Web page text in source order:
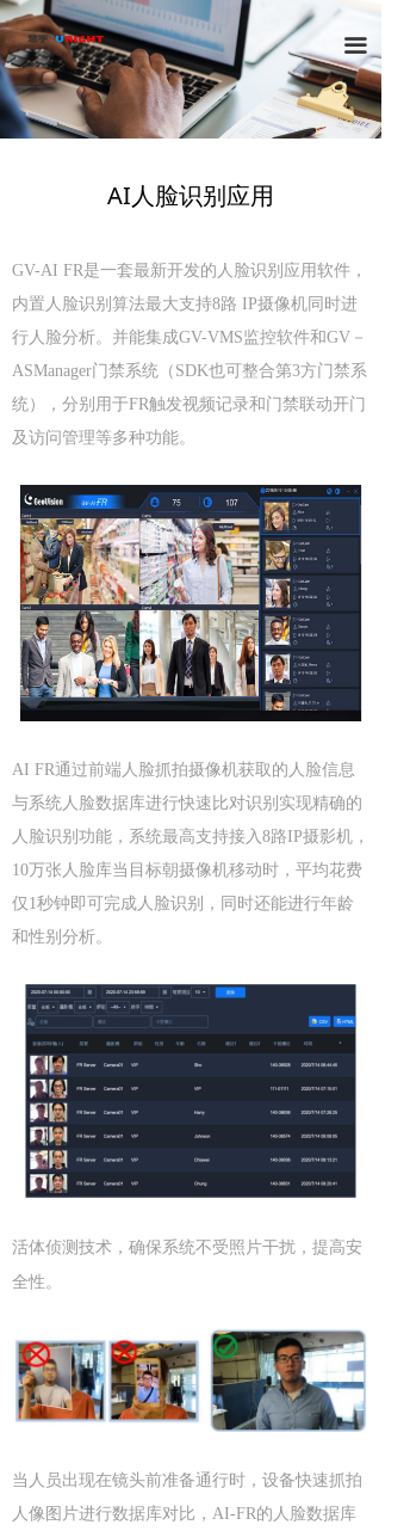
끀
首页
解决方案
产品中心
AI人脸识别应用
GV-AI FR是一套最新开发的 人脸识别 应用 软件，
内置人脸识别算法最大支持8路 IP摄像机同时进
行人脸分析。并能集成GV-VMS监控软件和GV－
ASManager门禁系统（SDK也可整合第3方门禁系
统），分别用于FR触发视频记录和门禁联动开门
及 访问管理等多种功能。
AI FR通过前端人脸抓拍摄像机获取的人脸信息
与系统人脸数据库进行快速比对识别实现精确的
人脸识别功能，系统最高支持接入8路IP摄影机，
10万张人脸库当目标朝摄像机移动时，平均花费
仅1秒钟即可完成人脸识别，同时还能进行年龄
和性别分析。
活体侦测技术，确保系统不受照片干扰，提高安
全性。
当人员出现在镜头前准备通行时，设备快速抓拍
人像图片进行数据库对比，AI-FR的人脸数据库